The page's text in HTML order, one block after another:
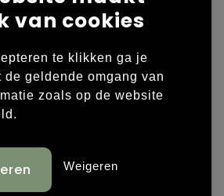
en tassen
van cookies
te klikken ga je
de geldende omgang van
zoals op de website
Weigeren